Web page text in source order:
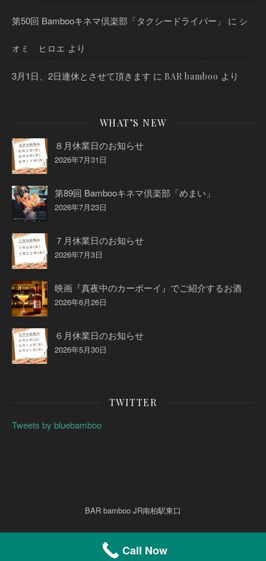
第50回 Bambooキネマ倶楽部「タクシードライバー」 に シ
オミ ヒロエ より
3月1日、2日連休とさせて頂きます に BAR bamboo より
WHAT’S NEW
８月休業日のお知らせ
2026年7月31日
第89回 Bambooキネマ倶楽部「めまい」
2026年7月23日
７月休業日のお知らせ
2026年7月3日
映画『真夜中のカーボーイ』でご紹介するお酒
2026年6月26日
６月休業日のお知らせ
2026年5月30日
TWITTER
Tweets by bluebamboo
BAR bamboo JR南柏駅東口
Call Now